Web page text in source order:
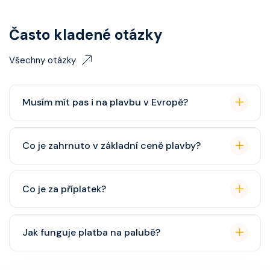
Často kladené otázky
Všechny otázky
Musím mít pas i na plavbu v Evropě?
Pas je vždy lepší, ale občanský průkaz pro plavby po
Evropě stačí. Doporučuje se platnost minimálně 6
měsíců po skončení plavby.
Co je zahrnuto v základní ceně plavby?
Ubytování, hlavní restaurace, rautová restaurace,
zábava, show, bazény, vířivky, fitness, základní nápoje
(voda, čaj, káva, limonády apod.).
Co je za příplatek?
Alkoholické a balené nápoje, specializované
restaurace, Wi-Fi, výlety, spa služby, spropitné a
některé aktivity.
Jak funguje platba na palubě?